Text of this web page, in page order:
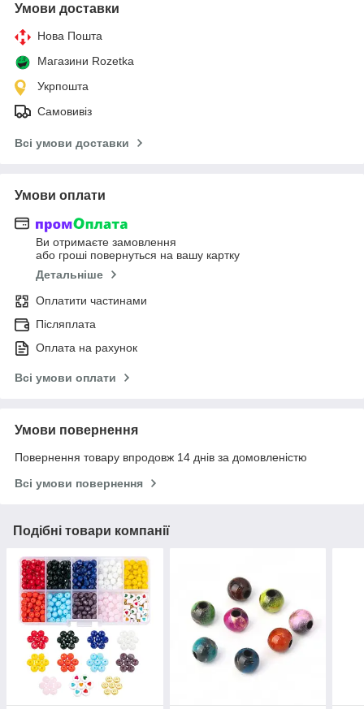
Умови доставки
Нова Пошта
Магазини Rozetka
Укрпошта
Самовивіз
Всі умови доставки
Умови оплати
Ви отримаєте замовлення
або гроші повернуться на вашу картку
Детальніше
Оплатити частинами
Післяплата
Оплата на рахунок
Всі умови оплати
Умови повернення
Повернення товару впродовж 14 днів за домовленістю
Всі умови повернення
Подібні товари компанії